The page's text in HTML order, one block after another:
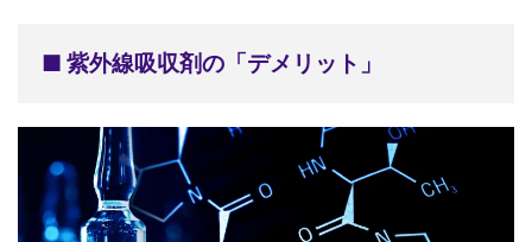
■ 紫外線吸収剤の「デメリット」